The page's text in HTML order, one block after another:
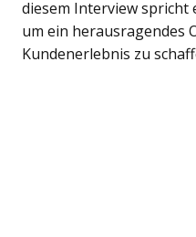
diesem Interview spricht
um ein herausragendes
Kundenerlebnis zu